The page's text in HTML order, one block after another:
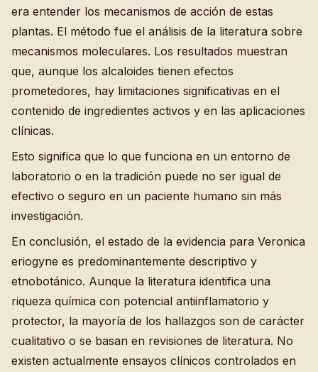
era entender los mecanismos de acción de estas
plantas. El método fue el análisis de la literatura sobre
mecanismos moleculares. Los resultados muestran
que, aunque los alcaloides tienen efectos
prometedores, hay limitaciones significativas en el
contenido de ingredientes activos y en las aplicaciones
clínicas.
Esto significa que lo que funciona en un entorno de
laboratorio o en la tradición puede no ser igual de
efectivo o seguro en un paciente humano sin más
investigación.
En conclusión, el estado de la evidencia para Veronica
eriogyne es predominantemente descriptivo y
etnobotánico. Aunque la literatura identifica una
riqueza química con potencial antiinflamatorio y
protector, la mayoría de los hallazgos son de carácter
cualitativo o se basan en revisiones de literatura. No
existen actualmente ensayos clínicos controlados en